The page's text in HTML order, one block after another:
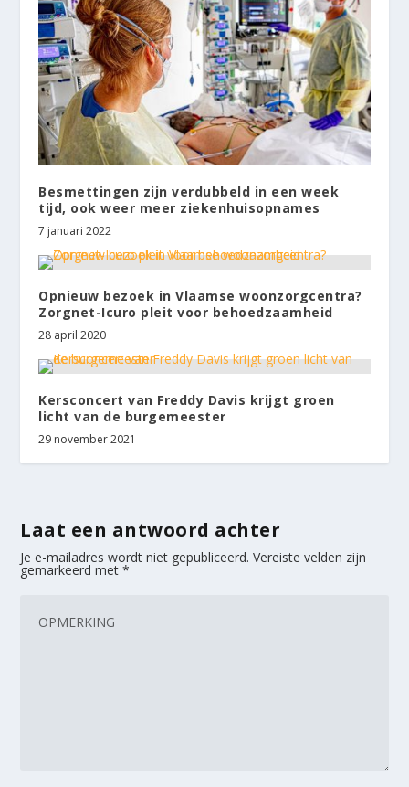
Besmettingen zijn verdubbeld in een week
tijd, ook weer meer ziekenhuisopnames
7 januari 2022
Opnieuw bezoek in Vlaamse woonzorgcentra?
Zorgnet-Icuro pleit voor behoedzaamheid
28 april 2020
Kersconcert van Freddy Davis krijgt groen
licht van de burgemeester
29 november 2021
Laat een antwoord achter
Je e-mailadres wordt niet gepubliceerd. Vereiste velden zijn
gemarkeerd met*